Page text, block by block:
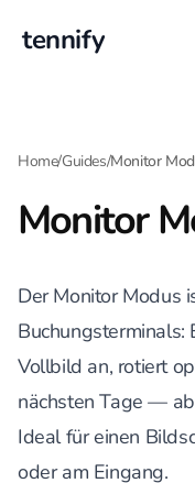
tennify
Home/Guides/Monitor
Monitor
Der Monitor Modus
Buchungsterminals:
Vollbild an, rotiert
nächsten Tage —
Ideal für einen
oder am Eingang.